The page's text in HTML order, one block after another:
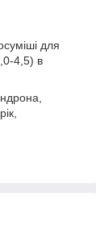
для
4,5) в